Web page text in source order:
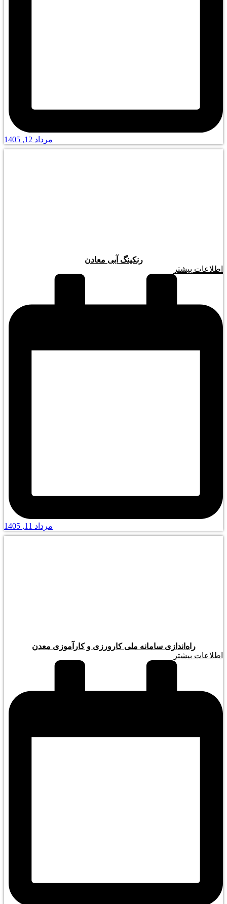
مرداد 12, 1405
رنکینگ آبی معادن
اطلاعات بیشتر
مرداد 11, 1405
راه‌اندازی سامانه ملی کارورزی و کارآموزی معدن
اطلاعات بیشتر